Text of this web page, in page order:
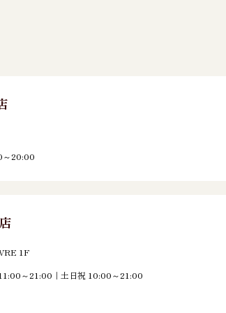
～20:00
1F
～21:00｜土日祝 10:00～21:00